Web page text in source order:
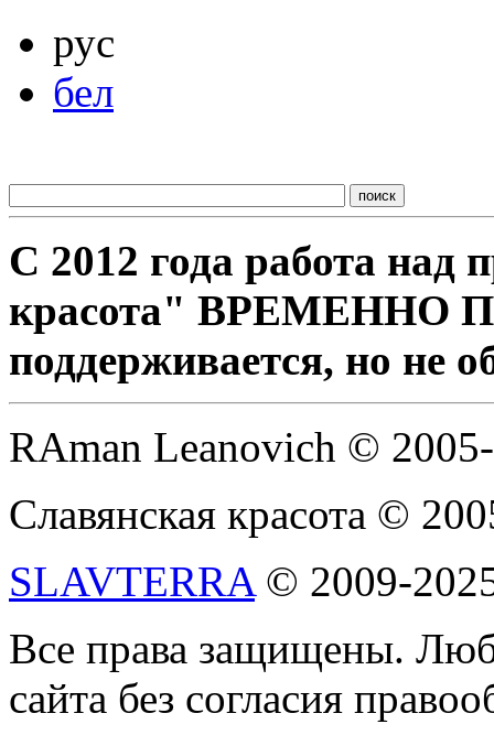
рус
бел
С 2012 года работа над
красота" ВРЕМЕННО
поддерживается, но не
RAman Leanovich ©
Славянская красота ©
SLAVTERRA© 2009-
Все права защищены.
сайта без согласия